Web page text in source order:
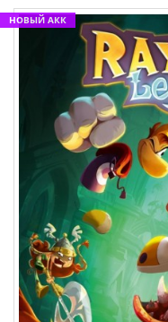
НОВЫЙ АКК